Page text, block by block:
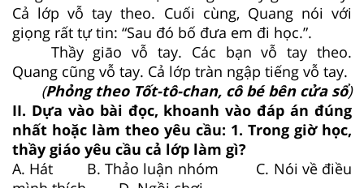
Cả lớp vỗ tay theo. Cuối cùng, Quang nói với
giọng rất tự tin: “Sau đó bố đưa em đi học.”.
Thầy giāo vỗ tay. Các bạn vỗ tay theo.
Quang cũng vỗ tay. Cả lớp tràn ngập tiếng vỗ tay.
(Phỏng theo Tốt-tô-chan, cô bé bên cửa sổ)
II. Dựa vào bài đọc, khoanh vào đáp án đúng
nhất hoặc làm theo yêu cầu: 1. Trong giờ học,
thầy giáo yêu cầu cả lớp làm gì?
A. Hát B. Thảo luận nhóm C. Nói về điều